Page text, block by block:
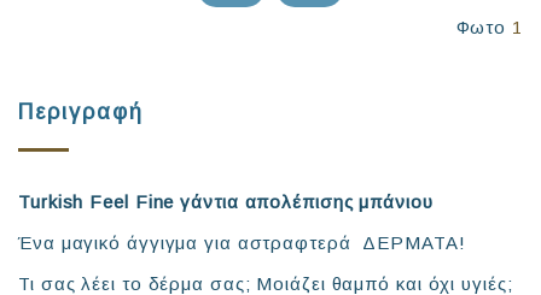
Φωτο 1
Περιγραφή
Turkish Feel Fine γάντια απολέπισης μπάνιου
Ένα μαγικό άγγιγμα για αστραφτερά ΔΕΡΜΑΤΑ!
Τι σας λέει το δέρμα σας; Μοιάζει θαμπό και όχι υγιές;